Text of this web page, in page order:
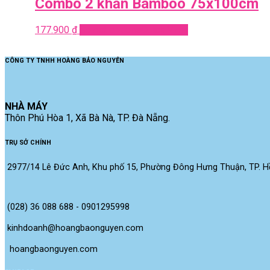
Combo 2 khăn Bamboo 75x100cm
177.900 ₫
CÔNG TY TNHH HOÀNG BẢO NGUYÊN
NHÀ MÁY
Thôn Phú Hòa 1, Xã Bà Nà, TP. Đà Nẵng.
TRỤ SỞ CHÍNH
2977/14 Lê Đức Anh, Khu phố 15, Phường Đông Hưng Thuận, TP.
(028) 36 088 688 - 0901295998
kinhdoanh@hoangbaonguyen.com
hoangbaonguyen.com